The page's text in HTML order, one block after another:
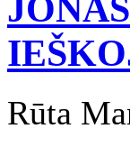
Rūta